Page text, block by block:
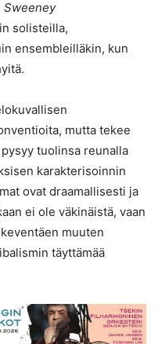
Sweeney
solisteilla,
ensembleilläkin, kun
mutta tekee
tuolinsa reunalla
karakterisoinnin
ovat draamallisesti ja
ei ole väkinäistä, vaan
muuten
täyttämää